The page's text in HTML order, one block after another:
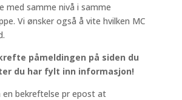
med samme nivå i samme
Vi ønsker også å vite hvilken MC
påmeldingen på siden du
du har fylt inn informasjon!
bekreftelse pr epost at